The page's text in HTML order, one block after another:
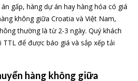
gấp, hàng dự án hay hàng hóa có giá
không giữa Croatia và Việt Nam,
thường là từ 2-3 ngày. Quý khách
TTL để được báo giá và sắp xếp tải
hàng không giữa